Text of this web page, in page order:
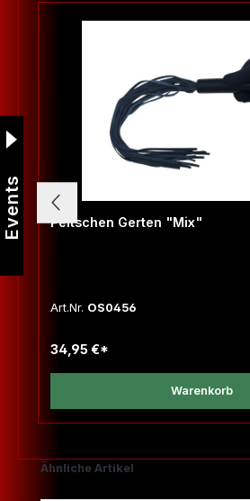
Peitschen Gerten "Mix"
Art.Nr. OS0456
34,95 €*
Warenkorb
Produktgalerie überspringen
Ähnliche Artikel
Events